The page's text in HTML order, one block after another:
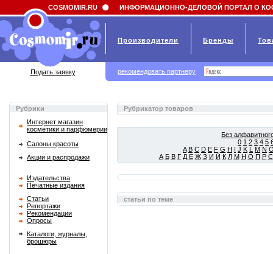
Field 'news_title' doesn't have a default value
Рубрики
Интернет магазин
косметики и парфюмерии
Салоны красоты
Акции и распродажи
Издательства
Печатные издания
Статьи
Репортажи
Рекомендации
Опросы
Каталоги, журналы,
брошюры
Рубрикатор товаров
Без
0 1 2 3 4 5
A B C D E F G H I J K L M N
А Б В Г Д Е Ж З И Й К Л М Н О П Р С
статьи по теме
COSMOMIR.RU ИНФОРМАЦИОННО-ДЕЛОВОЙ ПОРТАЛ О
Производители Бренды
Подать заявку рекомендовать партнеру